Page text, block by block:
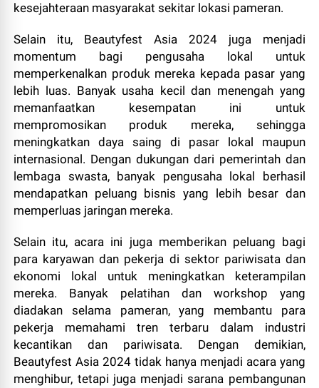
kesejahteraan masyarakat sekitar lokasi pameran.
Selain itu, Beautyfest Asia 2024 juga menjadi
momentum bagi pengusaha lokal untuk
memperkenalkan produk mereka kepada pasar yang
lebih luas. Banyak usaha kecil dan menengah yang
memanfaatkan kesempatan ini untuk
mempromosikan produk mereka, sehingga
meningkatkan daya saing di pasar lokal maupun
internasional. Dengan dukungan dari pemerintah dan
lembaga swasta, banyak pengusaha lokal berhasil
mendapatkan peluang bisnis yang lebih besar dan
memperluas jaringan mereka.
Selain itu, acara ini juga memberikan peluang bagi
para karyawan dan pekerja di sektor pariwisata dan
ekonomi lokal untuk meningkatkan keterampilan
mereka. Banyak pelatihan dan workshop yang
diadakan selama pameran, yang membantu para
pekerja memahami tren terbaru dalam industri
kecantikan dan pariwisata. Dengan demikian,
Beautyfest Asia 2024 tidak hanya menjadi acara yang
menghibur, tetapi juga menjadi sarana pembangunan